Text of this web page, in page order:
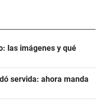
las imágenes y qué
servida: ahora manda